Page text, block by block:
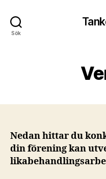
Sök
Nedan hittar du
din förening kan